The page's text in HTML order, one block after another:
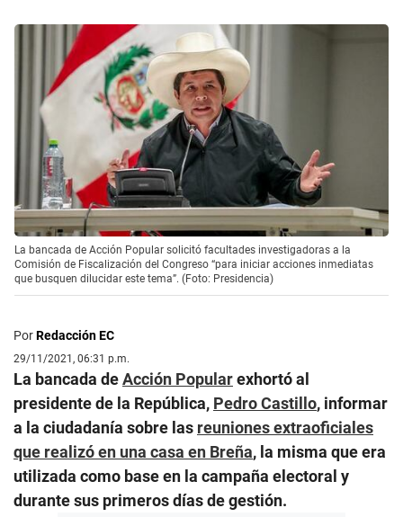
La bancada de Acción Popular solicitó facultades investigadoras a la
Comisión de Fiscalización del Congreso “para iniciar acciones inmediatas
que busquen dilucidar este tema”. (Foto: Presidencia)
PorRedacción EC
29/11/2021, 06:31 p.m.
La bancada deAcción Popularexhortó al
presidente de la República, Pedro Castillo, informar
a la ciudadanía sobre las reuniones extraoficiales
que realizó en una casa en Breña, la misma que era
utilizada como base en la campaña electoral y
durante sus primeros días de gestión.